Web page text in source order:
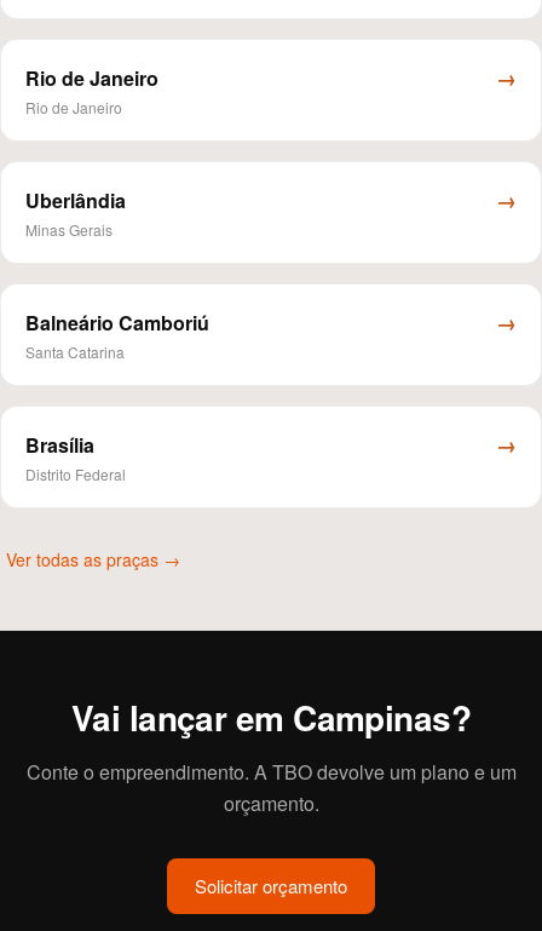
Rio de Janeiro
Rio de Janeiro
→
Uberlândia
Minas Gerais
→
Balneário Camboriú
Santa Catarina
→
Brasília
Distrito Federal
→
Ver todas as praças →
Vai lançar em Campinas?
Conte o empreendimento. A TBO devolve um plano e um
orçamento.
Solicitar orçamento